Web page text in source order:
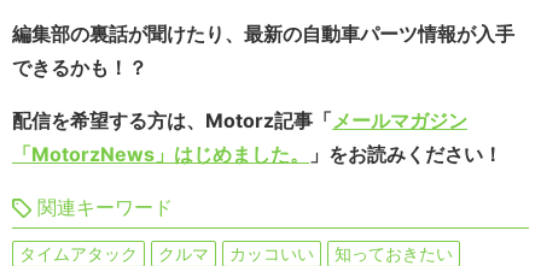
編集部の裏話が聞けたり、最新の自動車パーツ情報が入手
できるかも！？
配信を希望する方は、Motorz記事「メールマガジン
「MotorzNews」はじめました。
」をお読みください！
関連キーワード
タイムアタック クルマ カッコいい
知っておきたい